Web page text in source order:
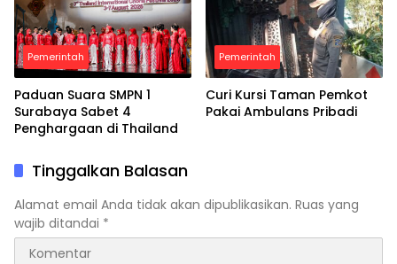
Pemerintah
Paduan Suara SMPN 1
Surabaya Sabet 4
Penghargaan di Thailand
Pemerintah
Curi Kursi Taman Pemkot
Pakai Ambulans Pribadi
Tinggalkan Balasan
Alamat email Anda tidak akan dipublikasikan. Ruas yang
wajib ditandai *